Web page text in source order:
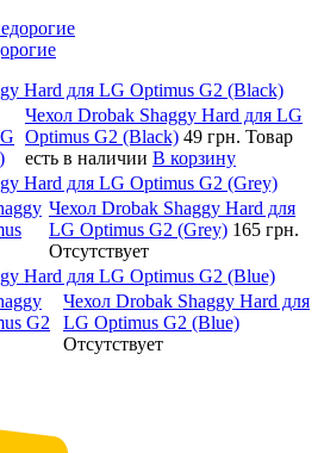
Hard для LG Optimus G2 (Black)
Чехол Drobak Shaggy Hard для LG
Optimus G2 (Black) 49 грн. Товар
есть в наличии В корзину
Hard для LG Optimus G2 (Grey)
Чехол Drobak Shaggy Hard для
LG Optimus G2 (Grey) 165 грн.
Отсутствует
Hard для LG Optimus G2 (Blue)
Чехол Drobak Shaggy Hard для
LG Optimus G2 (Blue)
Отсутствует